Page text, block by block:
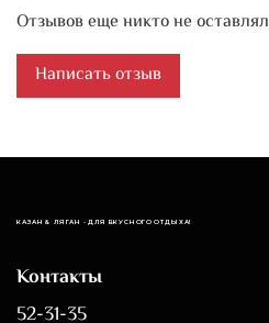
Отзывов еще никто не оставлял
Написать отзыв
КАЗАН & ЛЯГАН - ДЛЯ ВКУСНОГО ОТДЫХА!
Контакты
52-31-35